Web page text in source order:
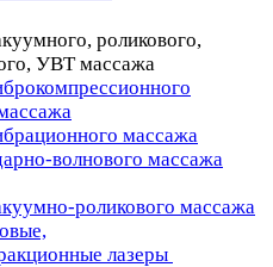
роликового,
УВТ массажа
массажа
волнового массажа
роликового массажа
лазеры